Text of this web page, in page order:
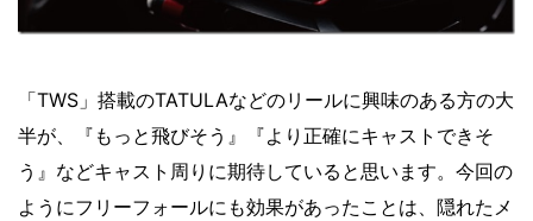
「TWS」搭載のTATULAなどのリールに興味のある方の大
半が、『もっと飛びそう』『より正確にキャストできそ
う』などキャスト周りに期待していると思います。今回の
ようにフリーフォールにも効果があったことは、隠れたメ